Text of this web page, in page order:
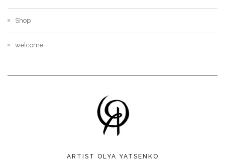
Shop
welcome
ARTIST OLYA YATSENKO